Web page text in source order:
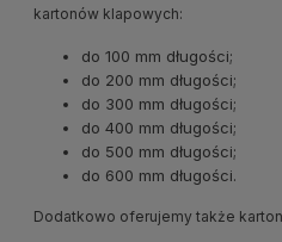
kartonów klapowych:
do 100 mm długości;
do 200 mm długości;
do 300 mm długości;
do 400 mm długości;
do 500 mm długości;
do 600 mm długości.
Dodatkowo oferujemy także